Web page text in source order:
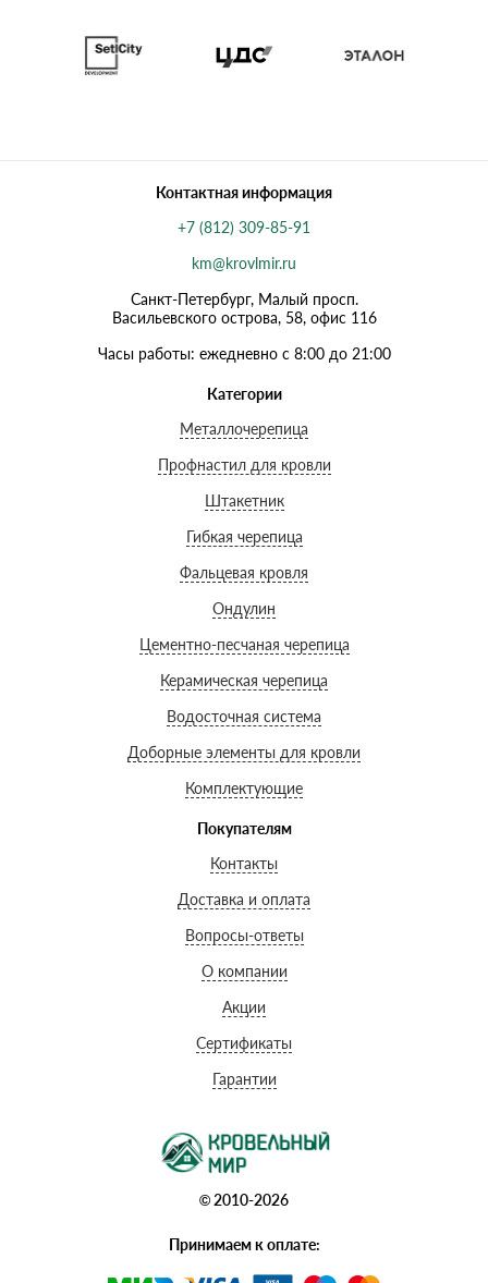
Контактная информация
+7 (812) 309-85-91
km@krovlmir.ru
Санкт-Петербург, Малый просп.
Васильевского острова, 58, офис 116
Часы работы: ежедневно с 8:00 до 21:00
Категории
Металлочерепица
Профнастил для кровли
Штакетник
Гибкая черепица
Фальцевая кровля
Ондулин
Цементно-песчаная черепица
Керамическая черепица
Водосточная система
Доборные элементы для кровли
Комплектующие
Покупателям
Контакты
Доставка и оплата
Вопросы-ответы
О компании
Акции
Сертификаты
Гарантии
© 2010-2026
Принимаем к оплате: